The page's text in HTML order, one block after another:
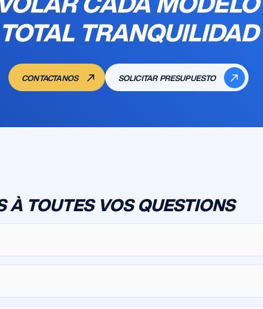
TOTAL TRANQUILIDAD
CONTACTANOS SOLICITAR PRESUPUESTO
À TOUTES VOS QUESTIONS